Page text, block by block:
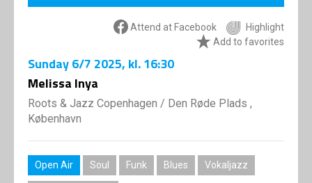
VINTERJAZZ
Themes
LOCATIONS
Venues &
Privacy
SHOP
Attend at Facebook
Highlight
Add to favorites
Sunday6/7 2025, kl. 16:30
Melissa Inya
Roots & Jazz Copenhagen / Den Røde Plads ,
København
Open Air Soul Funk Blues Vokaljazz